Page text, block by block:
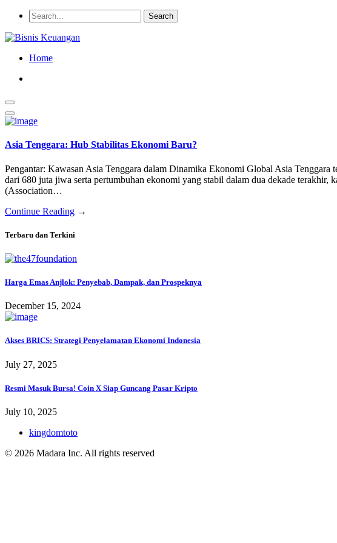
Home
Asia Tenggara: Hub Stabilitas Ekonomi Baru?
Pengantar: Kawasan Asia Tenggara dalam Dinamika Ekonomi Global Asia
dari 680 juta jiwa serta pertumbuhan ekonomi yang stabil dalam dua dekade
(Association…
Continue Reading →
Terbaru dan Terkini
Harga Emas Anjlok: Penyebab, Dampak, dan Prospeknya
December 15, 2024
Akses BRICS: Strategi Penyelamatan Ekonomi Indonesia
July 27, 2025
Resmi Masuk Bursa! Coin X Siap Guncang Pasar Kripto
July 10, 2025
kingdomtoto
© 2026 Madara Inc. All rights reserved